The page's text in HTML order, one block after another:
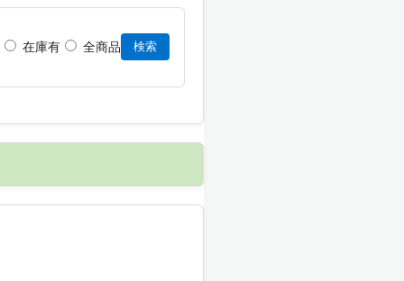
在庫有 全商品 検索